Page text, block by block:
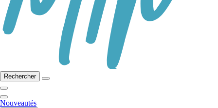
Rechercher
Nouveautés